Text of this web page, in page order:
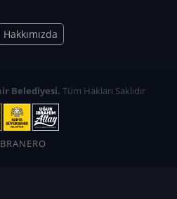
Hakkımızda
Belediyesi. Tüm Hakları Saklıdır